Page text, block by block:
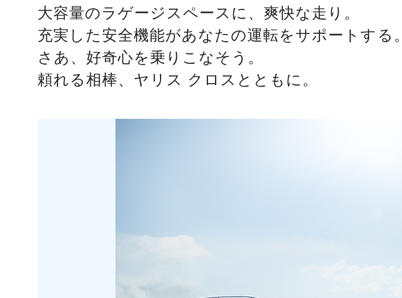
大容量のラゲージスペースに、爽快な走り。
充実した安全機能があなたの運転をサポートする。
さあ、好奇心を乗りこなそう。
頼れる相棒、ヤリス クロスとともに。